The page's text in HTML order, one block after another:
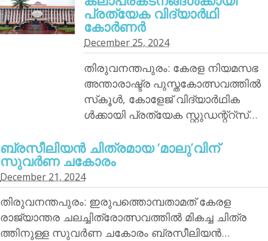
പ്രത്യേക വിദ്യാര്‍ഥി
കോര്‍ണര്‍
December 25, 2024
തിരുവനന്തപുരം: കേരള നിയമസഭ
അന്താരാഷ്ട്ര പുസ്തകോത്സവത്തില്‍
സ്‌കൂള്‍, കോളേജ് വിദ്യാര്‍ഥിക
ള്‍ക്കായി പ്രത്യേക സ്റ്റുഡന്റ്‌റ്‌സ്…
ബ്രസീലിയന്‍ ചിത്രമായ ‘മാലു’വിന്
സുവര്‍ണ ചകോരം
December 21, 2024
തിരുവനന്തപുരം: ഇരുപത്തൊമ്പതാമത് കേരള
രാജ്യാന്തര ചലച്ചിത്രോത്സവത്തില്‍ മികച്ച ചിത്ര
ത്തിനുള്ള സുവര്‍ണ ചകോരം ബ്രസീലിയന്‍…